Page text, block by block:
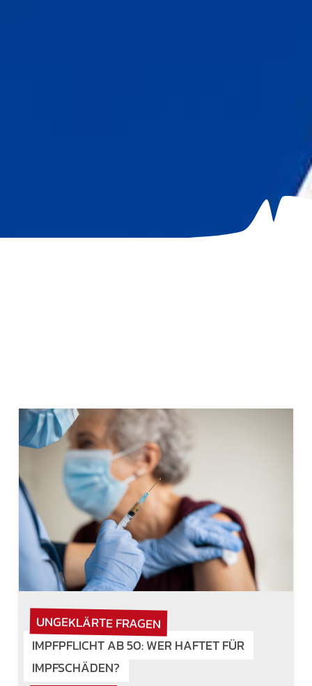
UNGEKLÄRTE FRAGEN
IMPFPFLICHT AB 50: WER HAFTET FÜR
IMPFSCHÄDEN?